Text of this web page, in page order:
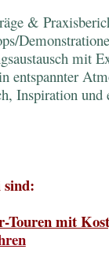
&
mit
entspannter
Inspiration und
Touren mit